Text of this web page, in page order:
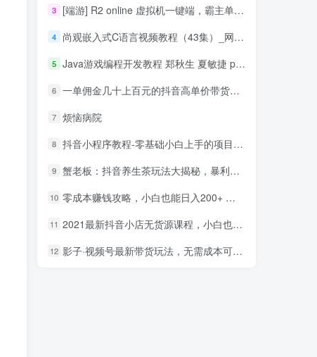
3 [端游] R2 online 虚拟机一键端，霸主单机版
4 尚观嵌入式C语言视频教程（43集）_网络营销教程
5 Java游戏编程开发教程 郑秋生 夏敏捷 pdf_游戏开发教程
6 一单佣金几十上百元的抖音高单价带货项目，核心套路月入几十万（共3节）
7 烦恼病院
8 抖音小程序教程-零基础小白上手的项目，当天做当天赚钱
9 蟹老板：抖音养生茶玩法大揭秘，暴利躺赚项目
10 零成本赚钱攻略，小白也能日入200+ 抖音项目大合集
11 2021最新抖音小店无货源课程，小白也能学会做抖店，轻松月入过万
12 影子·视频号最新带货玩法，无需成本可直接操作